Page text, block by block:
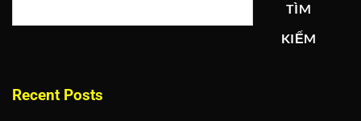
TÌM
KIẾM
Recent Posts